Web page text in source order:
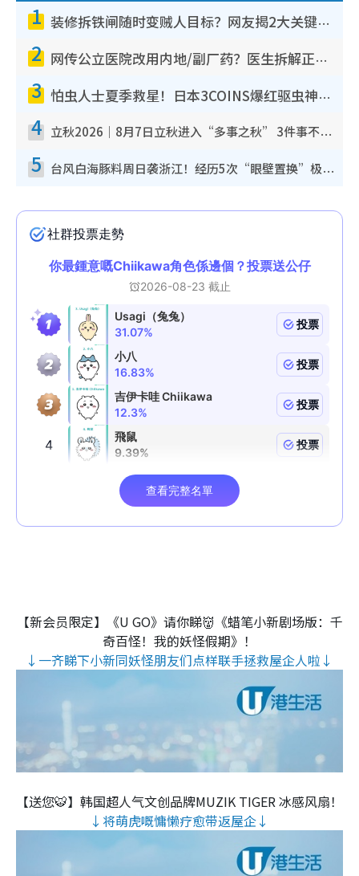
1 装修拆铁闸随时变贼人目标？网友揭2大关键用途：装新款等于白装？附新旧铁闸分别
2 网传公立医院改用内地/副厂药？医生拆解正副厂分别，揭4类人换药随时出事
3 怕虫人士夏季救星！日本3COINS爆红驱虫神器$45起 1招“全程免触碰”轻松搞定小强
4 立秋2026｜8月7日立秋进入“多事之秋” 3件事不可做！专家教6招开运 清杂物／钱包纳气接好运
5 台风白海豚料周日袭浙江！经历5次“眼壁置换”极罕见 成登陆内地最长途台风
【新会员限定】《U GO》请你睇👹《蜡笔小新剧场版：千
奇百怪！我的妖怪假期》！
↓一齐睇下小新同妖怪朋友们点样联手拯救屋企人啦↓
【送您🐯】韩国超人气文创品牌MUZIK TIGER 冰感风扇！
↓将萌虎嘅慵懒疗愈带返屋企↓